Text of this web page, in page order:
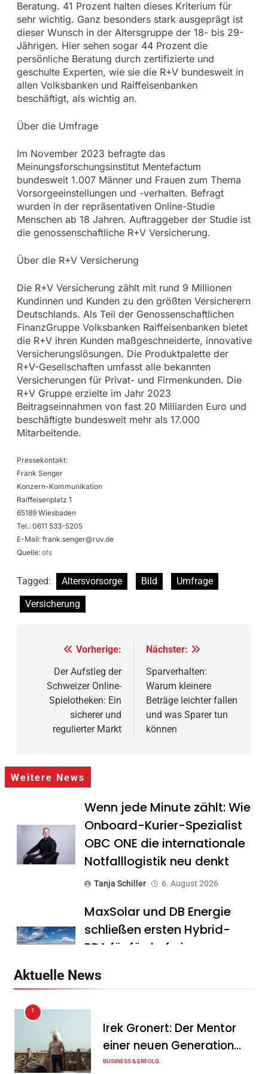
Beratung. 41 Prozent halten dieses Kriterium für
sehr wichtig. Ganz besonders stark ausgeprägt ist
dieser Wunsch in der Altersgruppe der 18- bis 29-
Jährigen. Hier sehen sogar 44 Prozent die
persönliche Beratung durch zertifizierte und
geschulte Experten, wie sie die R+V bundesweit in
allen Volksbanken und Raiffeisenbanken
beschäftigt, als wichtig an.
Über die Umfrage
Im November 2023 befragte das
Meinungsforschungsinstitut Mentefactum
bundesweit 1.007 Männer und Frauen zum Thema
Vorsorgeeinstellungen und -verhalten. Befragt
wurden in der repräsentativen Online-Studie
Menschen ab 18 Jahren. Auftraggeber der Studie ist
die genossenschaftliche R+V Versicherung.
Über die R+V Versicherung
Die R+V Versicherung zählt mit rund 9 Millionen
Kundinnen und Kunden zu den größten Versicherern
Deutschlands. Als Teil der Genossenschaftlichen
FinanzGruppe Volksbanken Raiffeisenbanken bietet
die R+V ihren Kunden maßgeschneiderte, innovative
Versicherungslösungen. Die Produktpalette der
R+V-Gesellschaften umfasst alle bekannten
Versicherungen für Privat- und Firmenkunden. Die
R+V Gruppe erzielte im Jahr 2023
Beitragseinnahmen von fast 20 Milliarden Euro und
beschäftigte bundesweit mehr als 17.000
Mitarbeitende.
Pressekontakt:
Frank Senger
Konzern-Kommunikation
Raiffeisenplatz 1
65189 Wiesbaden
Tel.: 0611 533-5205
E-Mail: frank.senger@ruv.de
Quelle: ots
Tagged: Altersvorsorge Bild
Umfrage
Versicherung
Beitragsnavigation
Vorherige:
Der Aufstieg der
Schweizer Online-
Spielotheken: Ein
sicherer und
regulierter Markt
Nächster:
Sparverhalten:
Warum kleinere
Beträge leichter fallen
und was Sparer tun
können
Weitere News
Wenn jede Minute zählt: Wie
Onboard-Kurier-Spezialist
OBC ONE die internationale
Notfalllogistik neu denkt
Tanja Schiller 6. August 2026
MaxSolar und DB Energie
schließen ersten Hybrid-
PPA für förderfreie
Tanja Schiller
Geschäftsverlauf im
zweiten Quartal
Aktuelle News
1
Irek Gronert: Der Mentor
einer neuen Generation
von Unternehmern
BUSINESS & ERFOLG